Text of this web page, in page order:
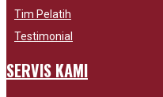
Tim Pelatih
Testimonial
SERVIS KAMI